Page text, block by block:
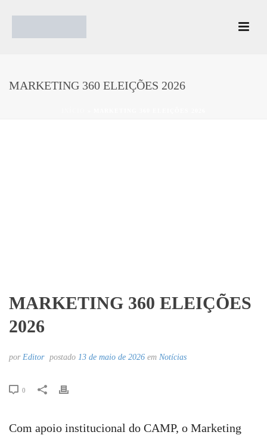
MARKETING 360 ELEIÇÕES 2026
MARKETING 360 ELEIÇÕES
2026
por Editor postado 13 de maio de 2026 em Notícias
0
Com apoio institucional do CAMP, o Marketing